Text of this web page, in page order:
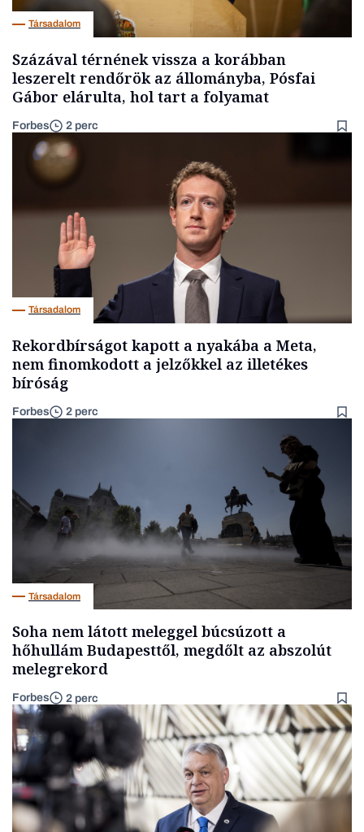
Társadalom
Százával térnének vissza a korábban
leszerelt rendőrök az állományba, Pósfai
Gábor elárulta, hol tart a folyamat
Forbes 2 perc
Társadalom
Rekordbírságot kapott a nyakába a Meta,
nem finomkodott a jelzőkkel az illetékes
bíróság
Forbes 2 perc
Társadalom
Soha nem látott meleggel búcsúzott a
hőhullám Budapesttől, megdőlt az abszolút
melegrekord
Forbes 2 perc